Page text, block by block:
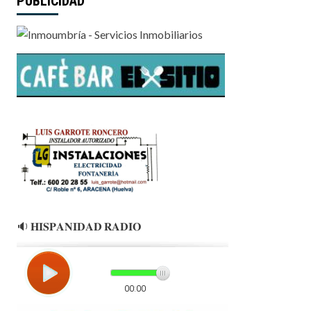
🔉 𝐇𝐈𝐒𝐏𝐀𝐍𝐈𝐃𝐀𝐃 𝐑𝐀𝐃𝐈𝐎